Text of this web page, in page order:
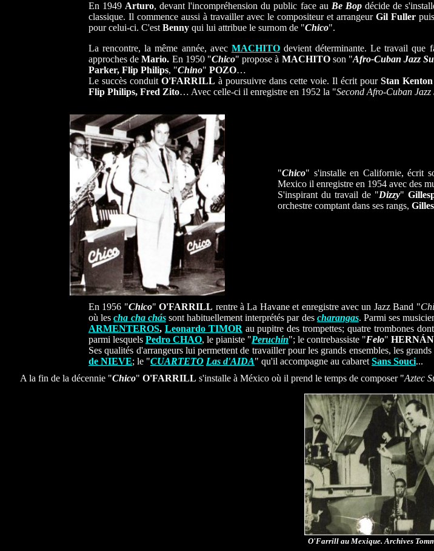
En 1949 Arturo, devant l'incompréhension du public face au Be Bop décide de
classique. Il commence aussi à travailler avec le compositeur et arrangeur Gil Fuller
pour celui-ci. C'est Benny qui lui attribue le surnom de "Chico".
La rencontre, la même année, avec MACHITOdevient déterminante. Le travail que
approches deMario. En 1950 "Chico" propose à MACHITOson "Afro-Cuban Jazz
Parker, Flip Philips, "Chino" POZO…
Le succès conduit O'FARRILL à poursuivre dans cette voie. Il écrit pour Stan Kenton
Flip Philips, Fred Zito… Avec celle-ci il enregistre en 1952 la "Second Afro-Cuban Jazz
"Chico" s'installe en Californie, écrit
Mexico il enregistre en 1954 avec des
S'inspirant du travail de "Dizzy"
orchestre comptant dans ses rangs,
En 1956 "Chico"O'FARRILL rentre à La Havane et enregistre avec un Jazz Band "
où lescha cha chássont habituellement interprétés par des charangas. Parmi ses
ARMENTEROS, Leonardo TIMOR au pupitre des trompettes; quatre trombones
parmi lesquels Pedro CHAO, le pianiste "Peruchín"; le contrebassiste "Felo"
Ses qualités d'arrangeurs lui permettent de travailler pour les grands ensembles, les
de NIEVE; le "CUARTETO Las d'AIDA" qu'il accompagne au cabaret Sans Souci...
A la fin de la décennie "Chico" O'FARRILL s'installe à México où il prend le temps de composer "Aztec
O'Farrill au Mexique. Archives